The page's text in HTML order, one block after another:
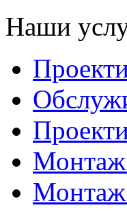
Наши
Монтаж
Монтаж